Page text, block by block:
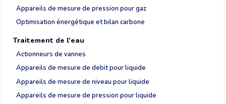
Appareils de mesure de pression pour gaz
Optimisation énergétique et bilan carbone
Traitement de l'eau
Actionneurs de vannes
Appareils de mesure de debit pour liquide
Appareils de mesure de niveau pour liquide
Appareils de mesure de pression pour liquide